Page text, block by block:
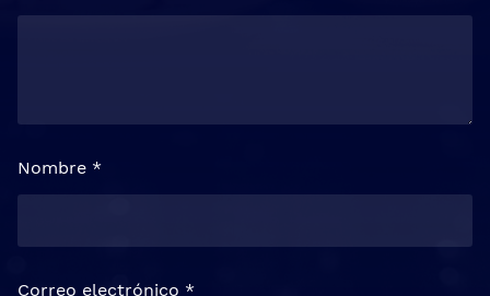
Nombre *
Correo electrónico *